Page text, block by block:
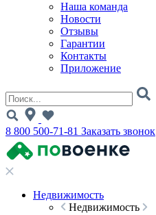
Наша команда
Новости
Отзывы
Гарантии
Контакты
Приложение
8 800 500-71-81 Заказать звонок
Недвижимость
Недвижимость